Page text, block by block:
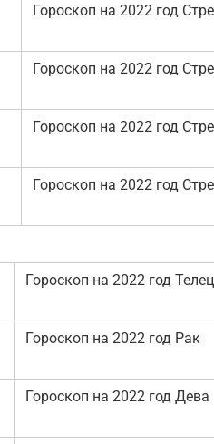
Гороскоп на 2022 год
Гороскоп на 2022 год
Гороскоп на 2022 год
Гороскоп на 2022 год
Гороскоп на 2022 год Телец
Гороскоп на 2022 год Рак
Гороскоп на 2022 год Дева